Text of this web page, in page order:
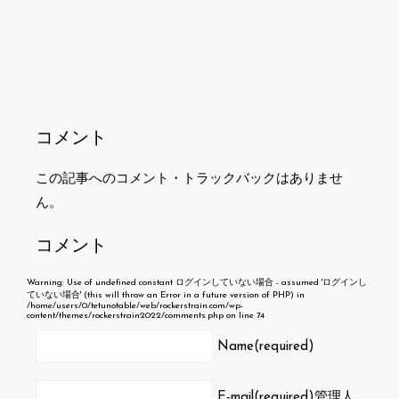
コメント
この記事へのコメント・トラックバックはありませ
ん。
コメント
Warning: Use of undefined constant ログインしていない場合 - assumed 'ログインし
ていない場合' (this will throw an Error in a future version of PHP) in
/home/users/0/tetunotable/web/rockerstrain.com/wp-
content/themes/rockerstrain2022/comments.php on line74
Name(required)